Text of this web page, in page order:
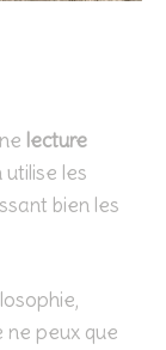
lecture
utilise les
bien les
ne peux que